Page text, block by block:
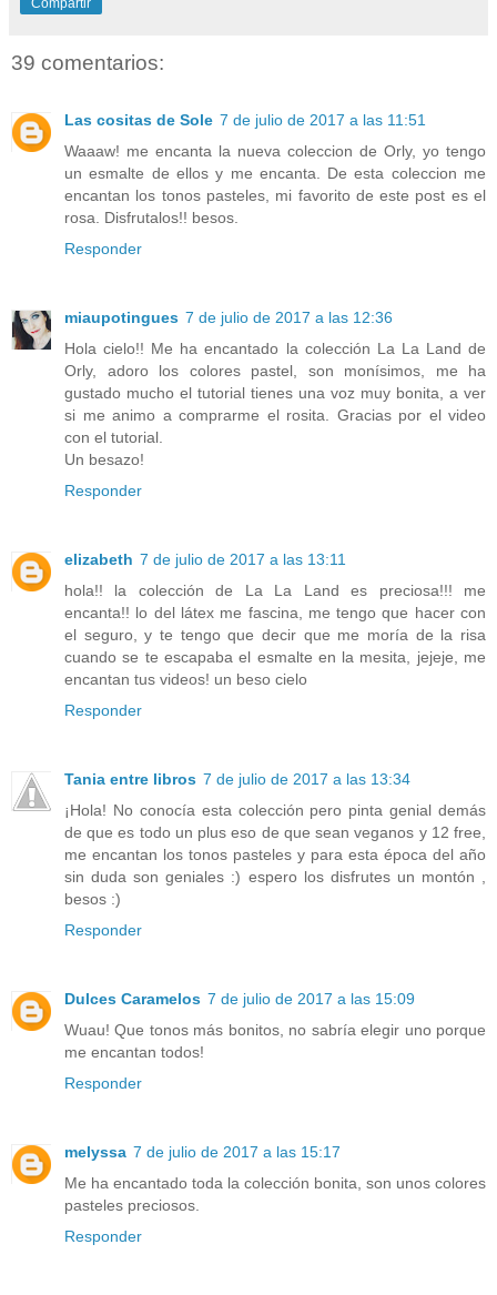
39 comentarios:
Las cositas de Sole 7 de julio de 2017 a las 11:51
Waaaw! me encanta la nueva coleccion de Orly, yo tengo
un esmalte de ellos y me encanta. De esta coleccion me
encantan los tonos pasteles, mi favorito de este post es el
rosa. Disfrutalos!! besos.
Responder
miaupotingues 7 de julio de 2017 a las 12:36
Hola cielo!! Me ha encantado la colección La La Land de
Orly, adoro los colores pastel, son monísimos, me ha
gustado mucho el tutorial tienes una voz muy bonita, a ver
si me animo a comprarme el rosita. Gracias por el video
con el tutorial.
Un besazo!
Responder
elizabeth 7 de julio de 2017 a las 13:11
hola!! la colección de La La Land es preciosa!!! me
encanta!! lo del látex me fascina, me tengo que hacer con
el seguro, y te tengo que decir que me moría de la risa
cuando se te escapaba el esmalte en la mesita, jejeje, me
encantan tus videos! un beso cielo
Responder
Tania entre libros 7 de julio de 2017 a las 13:34
¡Hola! No conocía esta colección pero pinta genial demás
de que es todo un plus eso de que sean veganos y 12 free,
me encantan los tonos pasteles y para esta época del año
sin duda son geniales :) espero los disfrutes un montón ,
besos :)
Responder
Dulces Caramelos 7 de julio de 2017 a las 15:09
Wuau! Que tonos más bonitos, no sabría elegir uno porque
me encantan todos!
Responder
melyssa 7 de julio de 2017 a las 15:17
Me ha encantado toda la colección bonita, son unos colores
pasteles preciosos.
Responder